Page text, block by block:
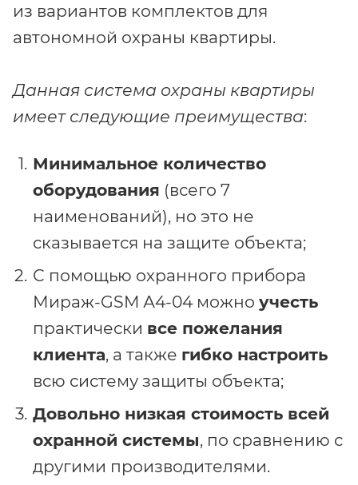
из вариантов комплектов для
автономной охраны квартиры.
Данная система охраны квартиры
имеет следующие преимущества:
Минимальное количество
оборудования (всего 7
наименований), но это не
сказывается на защите объекта;
С помощью охранного прибора
Мираж-GSM А4-04 можно учесть
практически все пожелания
клиента, а также гибко настроить
всю систему защиты объекта;
Довольно низкая стоимость всей
охранной системы, по сравнению с
другими производителями.